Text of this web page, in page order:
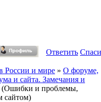
Ответить
России и мире » О форуме,
и сайта. Замечания и
(Ошибки и проблемы,
сайтом)